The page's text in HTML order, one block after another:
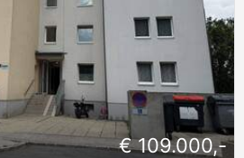
€ 109.000,-